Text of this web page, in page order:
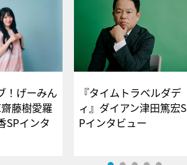
！げーみん
藤樹愛羅
SPインタ
『タイムトラベルダデ
ィ』ダイアン津田篤宏S
Pインタビュー